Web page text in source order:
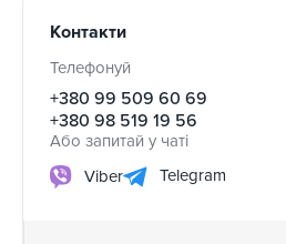
Контакти
Телефонуй
+380 99 509 60 69
+380 98 519 19 56
Або запитай у чаті
Viber
Telegram